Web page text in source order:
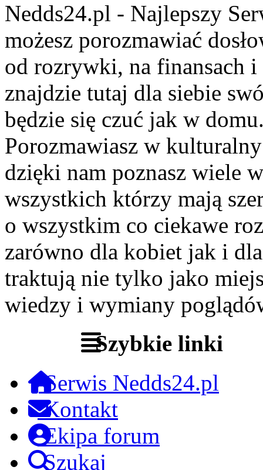
Nedds24.pl - Najlepszy
możesz porozmawiać
od rozrywki, na finansach
znajdzie tutaj dla siebie
będzie się czuć jak w
Porozmawiasz w
dzięki nam poznasz wiele
wszystkich którzy mają
o wszystkim co ciekawe
zarówno dla kobiet jak i
traktują nie tylko jako
wiedzy i wymiany
Szybkie linki
Serwis Nedds24.pl
Kontakt
Ekipa forum
Szukaj